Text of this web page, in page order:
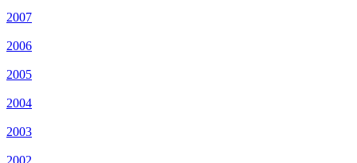
2007
2006
2005
2004
2003
2002